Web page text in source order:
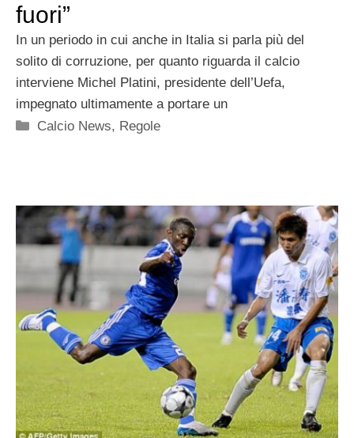
fuori”
In un periodo in cui anche in Italia si parla più del
solito di corruzione, per quanto riguarda il calcio
interviene Michel Platini, presidente dell’Uefa,
impegnato ultimamente a portare un
Categorie
Calcio News, Regole